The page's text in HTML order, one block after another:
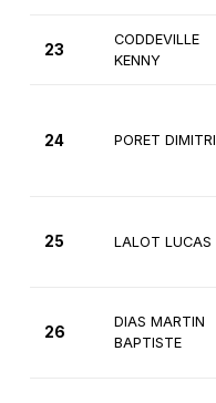
23
CODDEVILLE
KENNY
24 PORET DIMITRI
25 LALOT LUCAS
26
DIAS MARTIN
BAPTISTE